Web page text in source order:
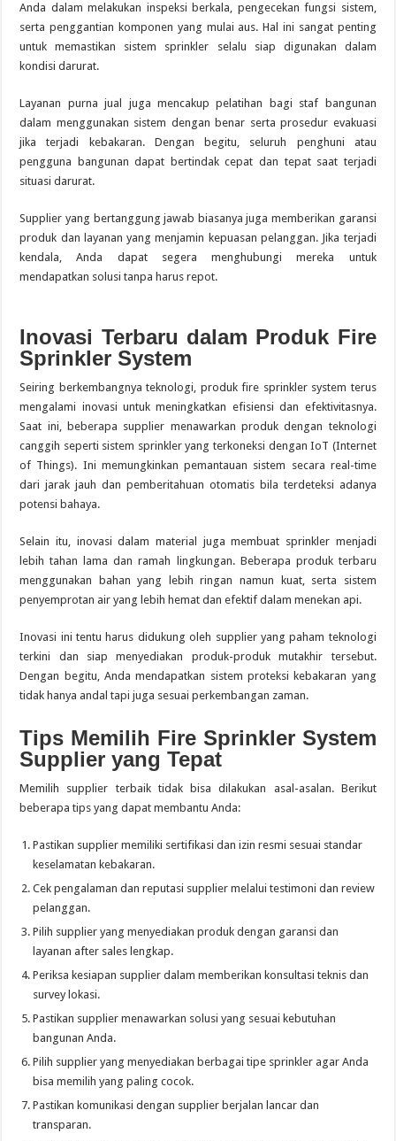
Anda dalam melakukan inspeksi berkala, pengecekan fungsi sistem,
serta penggantian komponen yang mulai aus. Hal ini sangat penting
untuk memastikan sistem sprinkler selalu siap digunakan dalam
kondisi darurat.
Layanan purna jual juga mencakup pelatihan bagi staf bangunan
dalam menggunakan sistem dengan benar serta prosedur evakuasi
jika terjadi kebakaran. Dengan begitu, seluruh penghuni atau
pengguna bangunan dapat bertindak cepat dan tepat saat terjadi
situasi darurat.
Supplier yang bertanggung jawab biasanya juga memberikan garansi
produk dan layanan yang menjamin kepuasan pelanggan. Jika terjadi
kendala, Anda dapat segera menghubungi mereka untuk
mendapatkan solusi tanpa harus repot.
Inovasi Terbaru dalam Produk Fire
Sprinkler System
Seiring berkembangnya teknologi, produk fire sprinkler system terus
mengalami inovasi untuk meningkatkan efisiensi dan efektivitasnya.
Saat ini, beberapa supplier menawarkan produk dengan teknologi
canggih seperti sistem sprinkler yang terkoneksi dengan IoT (Internet
of Things). Ini memungkinkan pemantauan sistem secara real-time
dari jarak jauh dan pemberitahuan otomatis bila terdeteksi adanya
potensi bahaya.
Selain itu, inovasi dalam material juga membuat sprinkler menjadi
lebih tahan lama dan ramah lingkungan. Beberapa produk terbaru
menggunakan bahan yang lebih ringan namun kuat, serta sistem
penyemprotan air yang lebih hemat dan efektif dalam menekan api.
Inovasi ini tentu harus didukung oleh supplier yang paham teknologi
terkini dan siap menyediakan produk-produk mutakhir tersebut.
Dengan begitu, Anda mendapatkan sistem proteksi kebakaran yang
tidak hanya andal tapi juga sesuai perkembangan zaman.
Tips Memilih Fire Sprinkler System
Supplier yang Tepat
Memilih supplier terbaik tidak bisa dilakukan asal-asalan. Berikut
beberapa tips yang dapat membantu Anda:
Pastikan supplier memiliki sertifikasi dan izin resmi sesuai standar
keselamatan kebakaran.
Cek pengalaman dan reputasi supplier melalui testimoni dan review
pelanggan.
Pilih supplier yang menyediakan produk dengan garansi dan
layanan after sales lengkap.
Periksa kesiapan supplier dalam memberikan konsultasi teknis dan
survey lokasi.
Pastikan supplier menawarkan solusi yang sesuai kebutuhan
bangunan Anda.
Pilih supplier yang menyediakan berbagai tipe sprinkler agar Anda
bisa memilih yang paling cocok.
Pastikan komunikasi dengan supplier berjalan lancar dan
transparan.